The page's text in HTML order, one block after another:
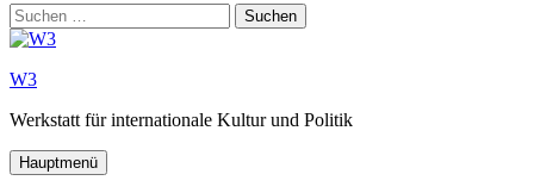
Youtube
Suchen
nach:
W3
Werkstatt für internationale Kultur und Politik
Hauptmenü